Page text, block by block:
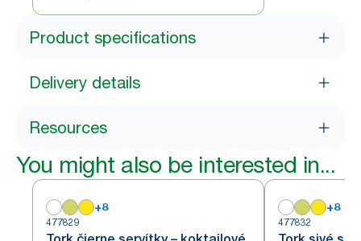
Product specifications
Delivery details
Resources
You might also be interested in...
+8
477829
+8
477832